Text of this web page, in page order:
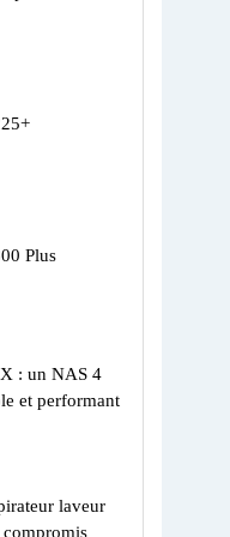
Plus
: un NAS 4
et performant
laveur
compromis